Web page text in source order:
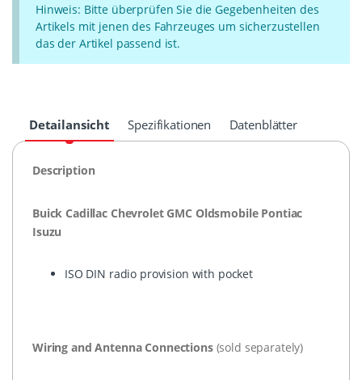
Hinweis: Bitte überprüfen Sie die Gegebenheiten des
Artikels mit jenen des Fahrzeuges um sicherzustellen
das der Artikel passend ist.
Detailansicht Spezifikationen Datenblätter
Description
Buick Cadillac Chevrolet GMC Oldsmobile Pontiac
Isuzu
ISO DIN radio provision with pocket
Wiring and Antenna Connections(sold separately)